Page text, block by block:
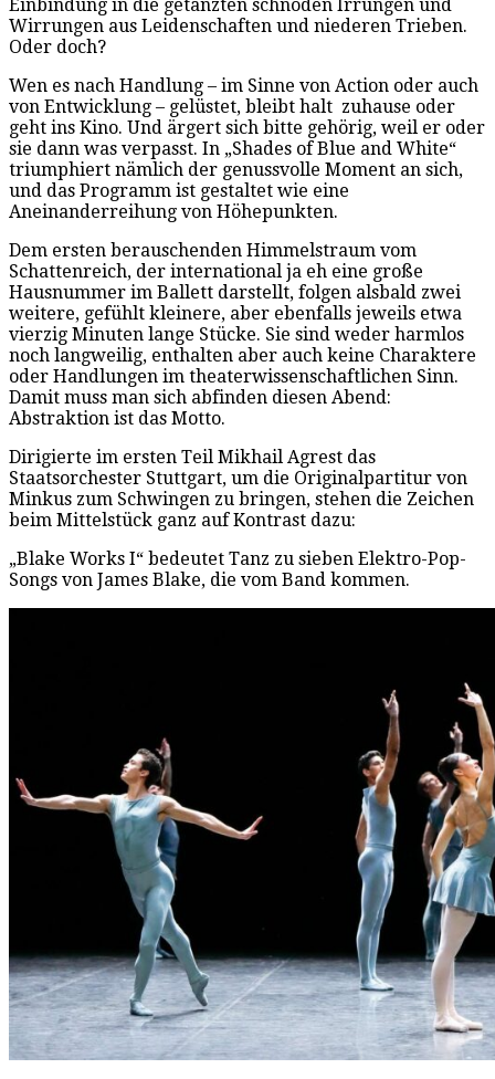
Einbindung in die getanzten schnöden Irrungen und
Wirrungen aus Leidenschaften und niederen Trieben.
Oder doch?
Wen es nach Handlung – im Sinne von Action oder auch
von Entwicklung – gelüstet, bleibt halt zuhause oder
geht ins Kino. Und ärgert sich bitte gehörig, weil er oder
sie dann was verpasst. In „Shades of Blue and White“
triumphiert nämlich der genussvolle Moment an sich,
und das Programm ist gestaltet wie eine
Aneinanderreihung von Höhepunkten.
Dem ersten berauschenden Himmelstraum vom
Schattenreich, der international ja eh eine große
Hausnummer im Ballett darstellt, folgen alsbald zwei
weitere, gefühlt kleinere, aber ebenfalls jeweils etwa
vierzig Minuten lange Stücke. Sie sind weder harmlos
noch langweilig, enthalten aber auch keine Charaktere
oder Handlungen im theaterwissenschaftlichen Sinn.
Damit muss man sich abfinden diesen Abend:
Abstraktion ist das Motto.
Dirigierte im ersten Teil Mikhail Agrest das
Staatsorchester Stuttgart, um die Originalpartitur von
Minkus zum Schwingen zu bringen, stehen die Zeichen
beim Mittelstück ganz auf Kontrast dazu:
„Blake Works I“ bedeutet Tanz zu sieben Elektro-Pop-
Songs von James Blake, die vom Band kommen.